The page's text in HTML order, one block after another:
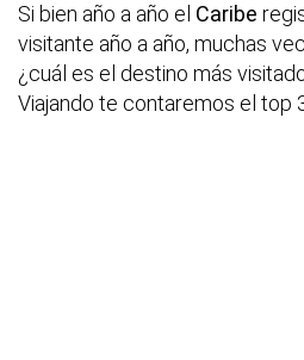
Si bien año a año el Caribe
visitante año a año, muchas
¿cuál es el destino más
Viajando te contaremos el top